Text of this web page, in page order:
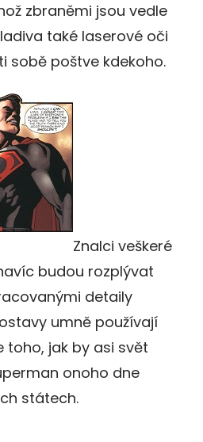
zbraněmi jsou vedle
také laserové oči
sobě poštve kdekoho.
Znalci veškeré
budou rozplývat
detaily
umně používají
toho, jak by asi svět
onoho dne
státech.